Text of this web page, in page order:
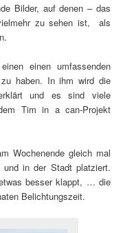
Bilder, auf denen – das
zu sehen ist, als
einen umfassenden
haben. In ihm wird die
und es sind viele
Tim in a can-Projekt
Wochenende gleich mal
und in der Stadt platziert.
besser klappt, … die
Belichtungszeit.